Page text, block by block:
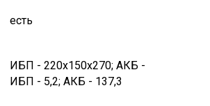
есть
ИБП - 220х150х270; АКБ -
ИБП - 5,2; АКБ - 137,3